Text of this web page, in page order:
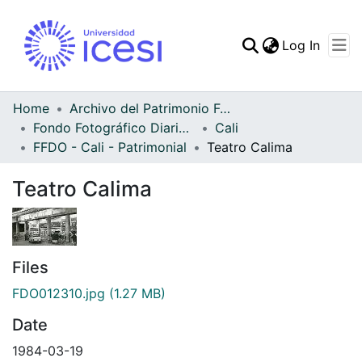
Statistics
Log In
Home
Archivo del Patrimonio Fotográfico y Fílmico del Valle del Cauca
Fondo Fotográfico Diario Occidente
Cali
FFDO - Cali - Patrimonial
Teatro Calima
Teatro Calima
Files
FDO012310.jpg (1.27 MB)
Date
1984-03-19